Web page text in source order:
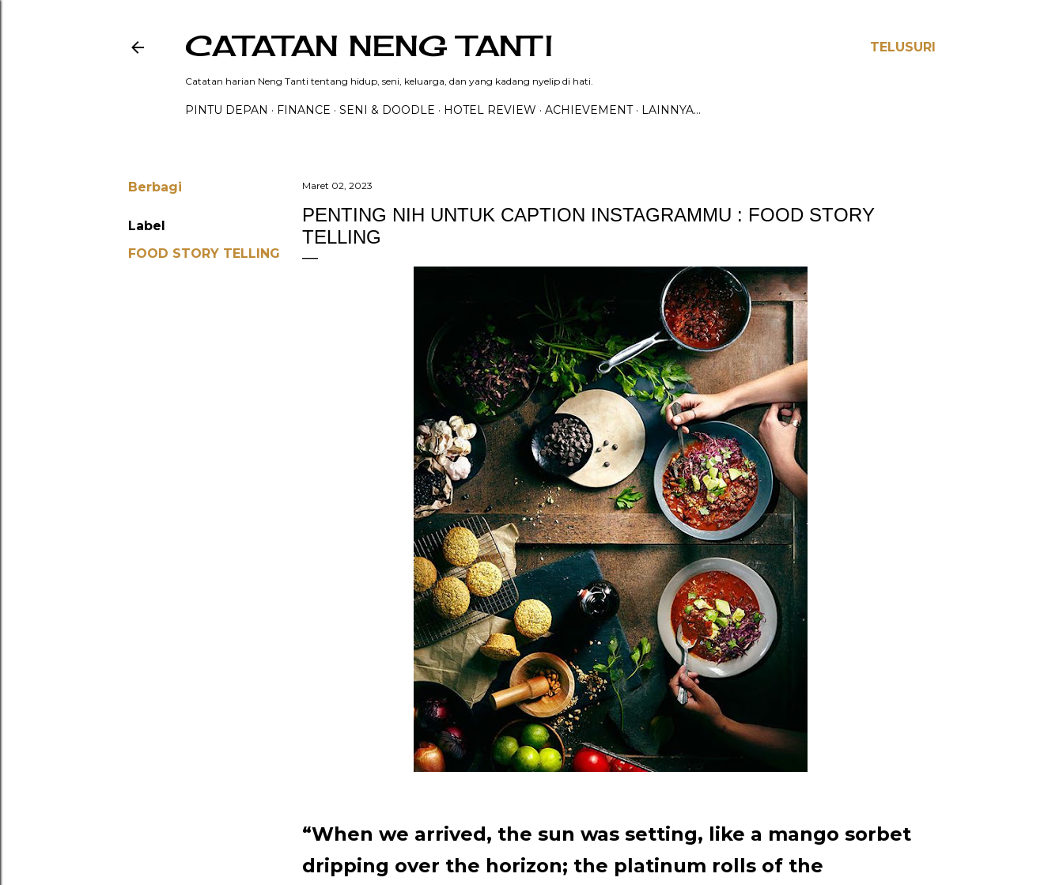
TELUSURI
CATATAN NENG TANTI
Catatan harian Neng Tanti tentang hidup, seni, keluarga, dan yang kadang nyelip di hati.
PINTU DEPAN FINANCE SENI & DOODLE HOTEL REVIEW ACHIEVEMENT LAINNYA…
Berbagi
Label
FOOD STORY TELLING
Maret 02, 2023
PENTING NIH UNTUK CAPTION INSTAGRAMMU : FOOD STORY
TELLING
“When we arrived, the sun was setting, like a mango sorbet
dripping over the horizon; the platinum rolls of the